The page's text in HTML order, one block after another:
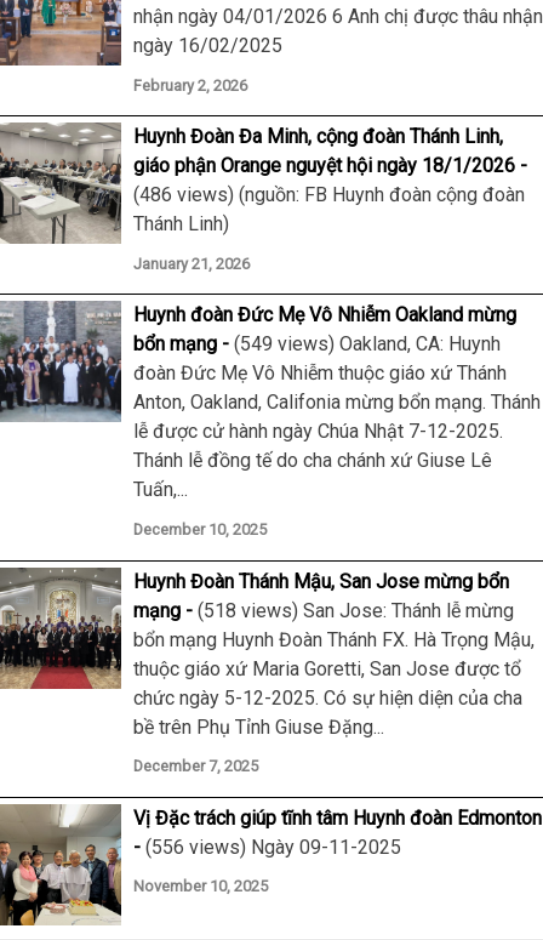
nhận ngày 04/01/2026 6 Anh chị được thâu nhận
ngày 16/02/2025
February 2, 2026
Huynh Đoàn Đa Minh, cộng đoàn Thánh Linh,
giáo phận Orange nguyệt hội ngày 18/1/2026
(486 views) (nguồn: FB Huynh đoàn cộng đoàn
Thánh Linh)
January 21, 2026
Huynh đoàn Đức Mẹ Vô Nhiễm Oakland mừng
bổn mạng
(549 views) Oakland, CA: Huynh
đoàn Đức Mẹ Vô Nhiễm thuộc giáo xứ Thánh
Anton, Oakland, Califonia mừng bổn mạng. Thánh
lễ được cử hành ngày Chúa Nhật 7-12-2025.
Thánh lễ đồng tế do cha chánh xứ Giuse Lê
Tuấn,...
December 10, 2025
Huynh Đoàn Thánh Mậu, San Jose mừng bổn
mạng
(518 views) San Jose: Thánh lễ mừng
bổn mạng Huynh Đoàn Thánh FX. Hà Trọng Mậu,
thuộc giáo xứ Maria Goretti, San Jose được tổ
chức ngày 5-12-2025. Có sự hiện diện của cha
bề trên Phụ Tỉnh Giuse Đặng...
December 7, 2025
Vị Đặc trách giúp tĩnh tâm Huynh đoàn Edmonton
(556 views) Ngày 09-11-2025
November 10, 2025